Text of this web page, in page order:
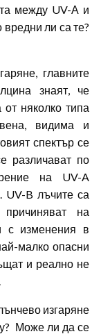
между UV-А и
ли са те?
главните
знаят, че
няколко типа
видима и
спектър се
различават по
на UV-A
UV-B лъчите са
на
с изменения в
малко опасни
и реално не
изгаряне
Може ли да се